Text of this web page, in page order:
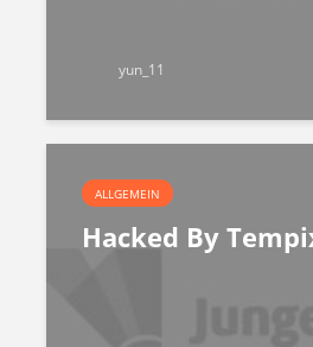
yun_11
ALLGEMEIN
Hacked By